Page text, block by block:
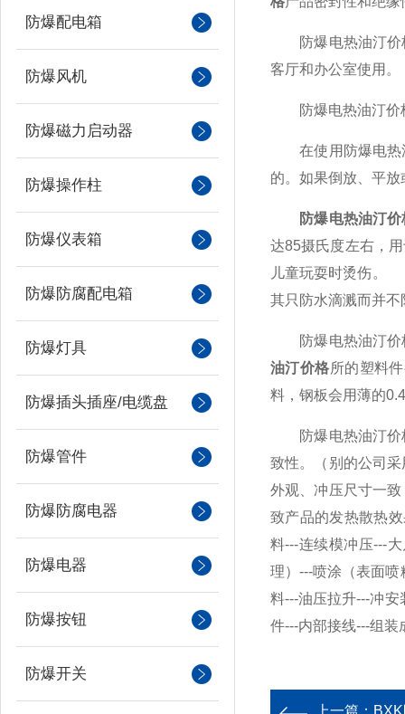
防爆配电箱
防爆风机
防爆磁力启动器
防爆操作柱
防爆仪表箱
防爆防腐配电箱
防爆灯具
防爆插头插座/电缆盘
防爆管件
防爆防腐电器
防爆电器
防爆按钮
防爆开关
防爆电热油汀价格
客厅和办公室使用。
防爆电热油汀价
在使用防爆电热油
的。如果倒放、平
防爆电热油汀价
达85摄氏度左右，
儿童玩耍时烫伤。
其只防水滴溅而并
防爆电热油汀价格
油汀价格所的塑料
料，钢板会用薄的
防爆电热油汀价格
致性。（别的公司
外观、冲压尺寸一
致产品的发热散热
料---连续模冲压---
理）---喷涂（表面
料---油压拉升---冲
件---内部接线---组装
上一篇：